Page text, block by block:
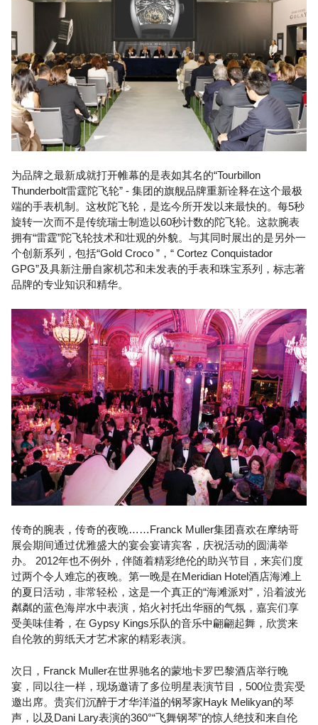
为品牌之最新成就打开帷幕的是表如其名的“Tourbillon
Thunderbolt雷霆陀飞轮” - 集团的旗舰品牌重新诠释在这个最极
端的手表机制。这枚陀飞轮，是迄今所开发以来最快的。每5秒
旋转一次而不是传统瑞士制造以60秒计数的陀飞轮。这款腕表
拥有“雷霆”陀飞轮技术和壮观的外貌。与其同时展出的是另外一
个创新系列，包括“Gold Croco ”，“ Cortez Conquistador
GPG”及具新注册自家机芯和未发表的手表和珠宝系列，标志著
品牌的专业知识和精华。
传奇的腕表，传奇的夜晚……Franck Muller集团喜欢在摩纳哥
展会期间通过优雅盛大的宴会宴请宾客，庆祝活动的圆满举
办。 2012年也不例外，伴随着精彩绝伦的助兴节目，来宾们度
过两个令人难忘的夜晚。第一晚是在Meridian Hotel酒店海滩上
的夏日活动，非常轻松，这是一个真正的“海滩派对”，沿着波光
粼粼的蓝色海岸水中表演，焰火衬托出华丽的气氛，嘉宾们享
受美味佳肴，在 Gypsy Kings乐队的音乐中翩翩起舞，欣赏来
自伦敦的剪纸天才艺术家的精彩表演。
次日，Franck Muller在世界驰名的蒙地卡罗巴黎酒店举行晚
宴，同以往一样，现场邀请了多位明星表演节目，500位贵宾受
邀出席。贵宾们沉醉于才华洋溢的钢琴家Hayk Melikyan的琴
声，以及Dani Lary表演的360°“飞舞钢琴”的惊人绝技和来自伦